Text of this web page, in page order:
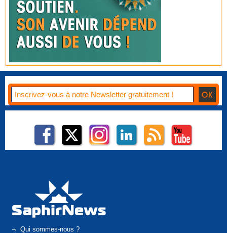
Qui sommes-nous ?